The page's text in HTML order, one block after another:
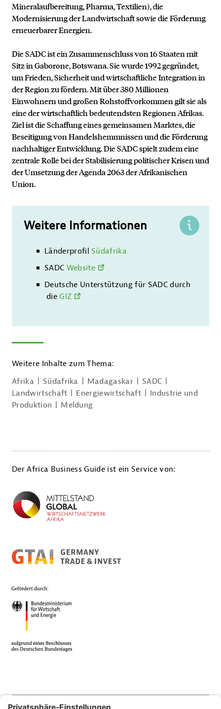
Mineralaufbereitung, Pharma, Textilien), die
Modernisierung der Landwirtschaft sowie die Förderung
erneuerbarer Energien.
Die SADC ist ein Zusammenschluss von 16 Staaten mit
Sitz in Gaborone, Botswana. Sie wurde 1992 gegründet,
um Frieden, Sicherheit und wirtschaftliche Integration in
der Region zu fördern. Mit über 380 Millionen
Einwohnern und großen Rohstoffvorkommen gilt sie als
eine der wirtschaftlich bedeutendsten Regionen Afrikas.
Ziel ist die Schaffung eines gemeinsamen Marktes, die
Beseitigung von Handelshemmnissen und die Förderung
nachhaltiger Entwicklung. Die SADC spielt zudem eine
zentrale Rolle bei der Stabilisierung politischer Krisen und
der Umsetzung der Agenda 2063 der Afrikanischen
Union.
Weitere Informationen
Länderprofil Südafrika
SADC Website
Deutsche Unterstützung für SADC durch
dieGIZ
Weitere Inhalte zum Thema:
Afrika
Südafrika Madagaskar
SADC
Landwirtschaft
Energiewirtschaft
Industrie und
Produktion
Meldung
Der Africa Business Guide ist ein Service von:
Kontakt